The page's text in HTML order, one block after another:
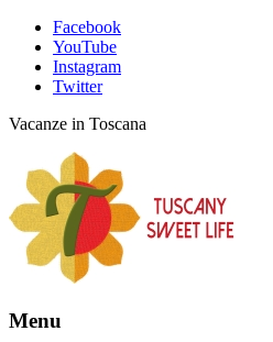
Facebook
YouTube
Instagram
Twitter
Vacanze in Toscana
Menu